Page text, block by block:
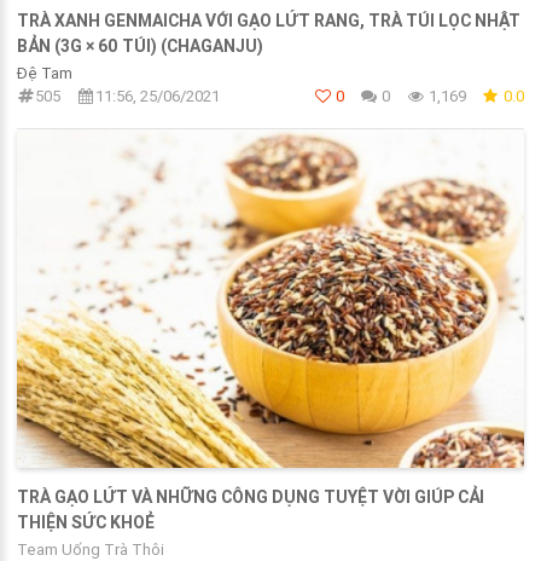
TRÀ XANH GENMAICHA VỚI GẠO LỨT RANG, TRÀ TÚI LỌC NHẬT
BẢN (3G × 60 TÚI) (CHAGANJU)
Đệ Tam
505
11:56, 25/06/2021 0 0 1,169 0.0
TRÀ GẠO LỨT VÀ NHỮNG CÔNG DỤNG TUYỆT VỜI GIÚP CẢI
THIỆN SỨC KHOẺ
Team Uống Trà Thôi